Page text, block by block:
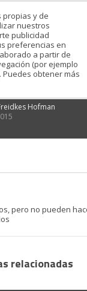
Inicio · Palabras
Hofman
pero no pueden
relacionadas
propias y de
nuestros
publicidad
preferencias en
a partir de
(por ejemplo
Puedes obtener más